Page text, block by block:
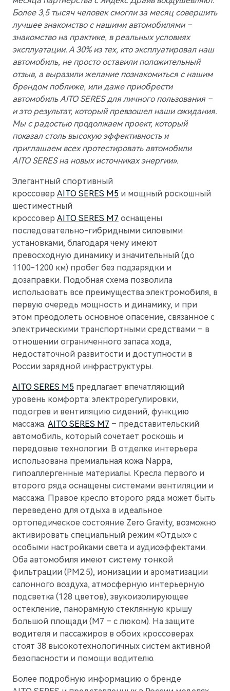
Более 3,5 тысяч человек смогли за месяц совершить
лучшее знакомство с нашими автомобилями –
знакомство на практике, в реальных условиях
эксплуатации. А 30% из тех, кто эксплуатировал наш
автомобиль, не просто оставили положительный
отзыв, а выразили желание познакомиться с нашим
брендом поближе, или даже приобрести
автомобиль AITO SERES для личного пользования –
и это результат, который превзошел наши ожидания.
Мы с радостью продолжаем проект, который
показал столь высокую эффективность и
приглашаем всех протестировать автомобили
AITO SERES на новых источниках энергии».
Элегантный спортивный
кроссовер AITO SERES M5 и мощный роскошный
шестиместный
кроссовер AITO SERES M7 оснащены
последовательно-гибридными силовыми
установками, благодаря чему имеют
превосходную динамику и значительный (до
1100-1200 км) пробег без подзарядки и
дозаправки. Подобная схема позволила
использовать все преимущества электромобиля, в
первую очередь мощность и динамику, и при
этом преодолеть основное опасение, связанное с
электрическими транспортными средствами – в
отношении ограниченного запаса хода,
недостаточной развитости и доступности в
России зарядной инфраструктуры.
AITO SERES M5 предлагает впечатляющий
уровень комфорта: электрорегулировки,
подогрев и вентиляцию сидений, функцию
массажа. AITO SERES M7 – представительский
автомобиль, который сочетает роскошь и
передовые технологии. В отделке интерьера
использована премиальная кожа Nappa,
гипоаллергенные материалы. Кресла первого и
второго ряда оснащены системами вентиляции и
массажа. Правое кресло второго ряда может быть
переведено для отдыха в идеальное
ортопедическое состояние Zero Gravity, возможно
активировать специальный режим «Отдых» с
особыми настройками света и аудиоэффектами.
Оба автомобиля имеют систему тонкой
фильтрации (РМ2.5), ионизации и ароматизации
салонного воздуха, атмосферную интерьерную
подсветка (128 цветов), звукоизолирующее
остекление, панорамную стеклянную крышу
большой площади (М7 – с люком). На защите
водителя и пассажиров в обоих кроссоверах
стоят 38 высокотехнологичных систем активной
безопасности и помощи водителю.
Более подробную информацию о бренде